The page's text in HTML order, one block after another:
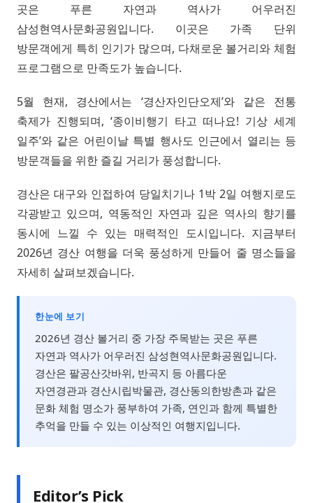
곳은 푸른 자연과 역사가 어우러진
삼성현역사문화공원입니다. 이곳은 가족 단위
방문객에게 특히 인기가 많으며, 다채로운 볼거리와 체험
프로그램으로 만족도가 높습니다.
5월 현재, 경산에서는 ‘경산자인단오제’와 같은 전통
축제가 진행되며, ‘종이비행기 타고 떠나요! 기상 세계
일주’와 같은 어린이날 특별 행사도 인근에서 열리는 등
방문객들을 위한 즐길 거리가 풍성합니다.
경산은 대구와 인접하여 당일치기나 1박 2일 여행지로도
각광받고 있으며, 역동적인 자연과 깊은 역사의 향기를
동시에 느낄 수 있는 매력적인 도시입니다. 지금부터
2026년 경산 여행을 더욱 풍성하게 만들어 줄 명소들을
자세히 살펴보겠습니다.
한눈에 보기
2026년 경산 볼거리 중 가장 주목받는 곳은 푸른
자연과 역사가 어우러진 삼성현역사문화공원입니다.
경산은 팔공산갓바위, 반곡지 등 아름다운
자연경관과 경산시립박물관, 경산동의한방촌과 같은
문화 체험 명소가 풍부하여 가족, 연인과 함께 특별한
추억을 만들 수 있는 이상적인 여행지입니다.
Editor’s Pick